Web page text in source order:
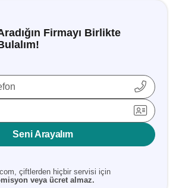
Firmayı Birlikte
Seni Arayalım
çiftlerden hiçbir servisi için
veya ücret almaz.